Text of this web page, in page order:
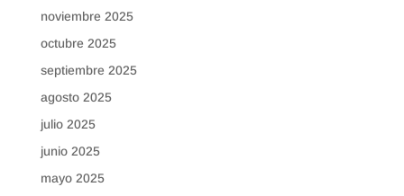
noviembre 2025
octubre 2025
septiembre 2025
agosto 2025
julio 2025
junio 2025
mayo 2025